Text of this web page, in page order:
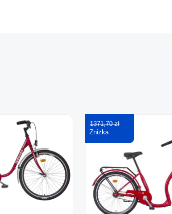
1371,70 zł